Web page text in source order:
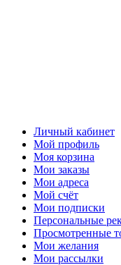
Личный кабинет
Мой профиль
Моя корзина
Мои заказы
Мои адреса
Мой счёт
Мои подписки
Персональные
Просмотренные
Мои желания
Мои рассылки